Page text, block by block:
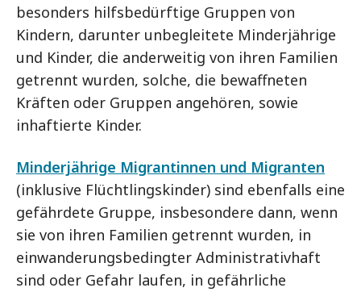
besonders hilfsbedürftige Gruppen von
Kindern, darunter unbegleitete Minderjährige
und Kinder, die anderweitig von ihren Familien
getrennt wurden, solche, die bewaffneten
Kräften oder Gruppen angehören, sowie
inhaftierte Kinder.
Minderjährige Migrantinnen und Migranten
(inklusive Flüchtlingskinder) sind ebenfalls eine
gefährdete Gruppe, insbesondere dann, wenn
sie von ihren Familien getrennt wurden, in
einwanderungsbedingter Administrativhaft
sind oder Gefahr laufen, in gefährliche